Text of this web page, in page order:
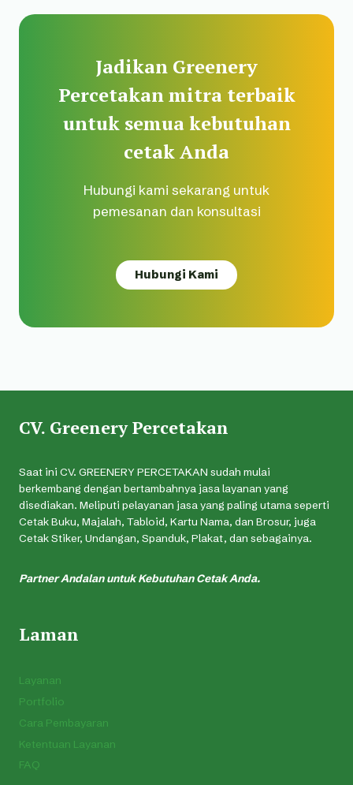
Jadikan Greenery
Percetakan mitra terbaik
untuk semua kebutuhan
cetak Anda
Hubungi kami sekarang untuk
pemesanan dan konsultasi
Hubungi Kami
CV. Greenery Percetakan
Saat ini CV. GREENERY PERCETAKAN sudah mulai
berkembang dengan bertambahnya jasa layanan yang
disediakan. Meliputi pelayanan jasa yang paling utama seperti
Cetak Buku, Majalah, Tabloid, Kartu Nama, dan Brosur, juga
Cetak Stiker, Undangan, Spanduk, Plakat, dan sebagainya.
Partner Andalan untuk Kebutuhan Cetak Anda.
Laman
Layanan
Portfolio
Cara Pembayaran
Ketentuan Layanan
FAQ